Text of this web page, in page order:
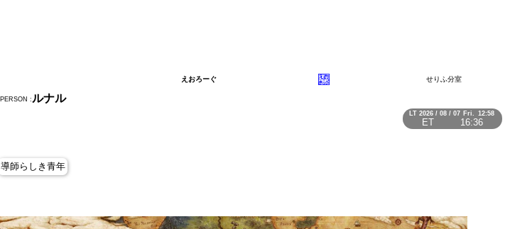
LT 2026 / 08 / 07 Fri. 12:58
ET 16:36
えおろーぐ せりふ分室
PERSON : ルナル
導師らしき青年